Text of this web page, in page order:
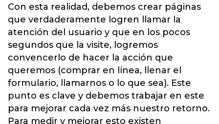
Con esta realidad, debemos crear páginas
que verdaderamente logren llamar la
atención del usuario y que en los pocos
segundos que la visite, logremos
convencerlo de hacer la acción que
queremos (comprar en línea, llenar el
formulario, llamarnos o lo que sea). Este
punto es clave y debemos trabajar en este
para mejorar cada vez más nuestro retorno.
Para medir y mejorar esto existen